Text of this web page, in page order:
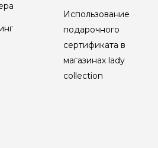
Использование
подарочного
сертификата в
магазинах lady
collection